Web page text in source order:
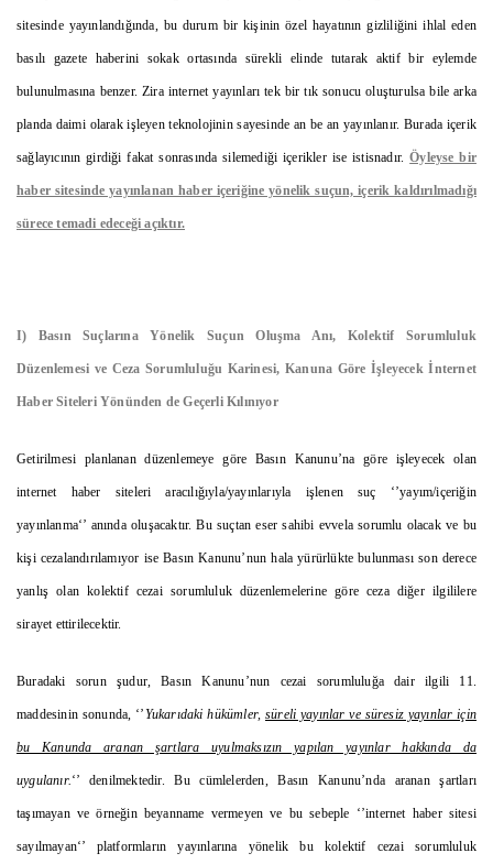
sitesinde yayınlandığında, bu durum bir kişinin özel hayatının gizliliğini ihlal eden
basılı gazete haberini sokak ortasında sürekli elinde tutarak aktif bir eylemde
bulunulmasına benzer. Zira internet yayınları tek bir tık sonucu oluşturulsa bile arka
planda daimi olarak işleyen teknolojinin sayesinde an be an yayınlanır. Burada içerik
sağlayıcının girdiği fakat sonrasında silemediği içerikler ise istisnadır.Öyleyse bir
haber sitesinde yayınlanan haber içeriğine yönelik suçun, içerik kaldırılmadığı
sürece temadi edeceği açıktır.
I) Basın Suçlarına Yönelik Suçun Oluşma Anı, Kolektif Sorumluluk
Düzenlemesi ve Ceza Sorumluluğu Karinesi, Kanuna Göre İşleyecek İnternet
Haber Siteleri Yönünden de Geçerli Kılınıyor
Getirilmesi planlanan düzenlemeye göre Basın Kanunu’na göre işleyecek olan
internet haber siteleri aracılığıyla/yayınlarıyla işlenen suç ‘’yayım/içeriğin
yayınlanma‘’ anında oluşacaktır. Bu suçtan eser sahibi evvela sorumlu olacak ve bu
kişi cezalandırılamıyor ise Basın Kanunu’nun hala yürürlükte bulunması son derece
yanlış olan kolektif cezai sorumluluk düzenlemelerine göre ceza diğer ilgililere
sirayet ettirilecektir.
Buradaki sorun şudur, Basın Kanunu’nun cezai sorumluluğa dair ilgili 11.
maddesinin sonunda, ‘’Yukarıdaki hükümler,süreli yayınlar ve süresiz yayınlar için
bu Kanunda aranan şartlara uyulmaksızın yapılan yayınlar hakkında da
uygulanır.‘’ denilmektedir. Bu cümlelerden, Basın Kanunu’nda aranan şartları
taşımayan ve örneğin beyanname vermeyen ve bu sebeple ‘’internet haber sitesi
sayılmayan‘’ platformların yayınlarına yönelik bu kolektif cezai sorumluluk